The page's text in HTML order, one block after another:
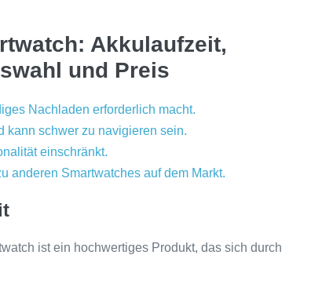
Akkulaufzeit,
und Preis
Nachladen erforderlich macht.
kann schwer zu navigieren sein.
einschränkt.
anderen Smartwatches auf dem Markt.
ist ein hochwertiges Produkt, das sich durch